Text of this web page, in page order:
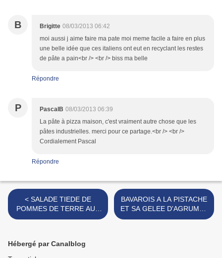
B Brigitte 08/03/2013 06:42
moi aussi j aime faire ma pate moi meme facile a faire en plus
une belle idée que ces italiens ont eut en recyclant les restes
de pâte a pain<br /> <br /> biss ma belle
Répondre
P PascalB 08/03/2013 06:39
La pâte à pizza maison, c'est vraiment autre chose que les
pâtes industrielles. merci pour ce partage.<br /> <br />
Cordialement Pascal
Répondre
< SALADE TIEDE DE
POMMES DE TERRE AUX
ROLLMOPS
BAVAROIS A LA PISTACHE
ET SA GELEE D'AGRUMES
>
Hébergé par Canalblog